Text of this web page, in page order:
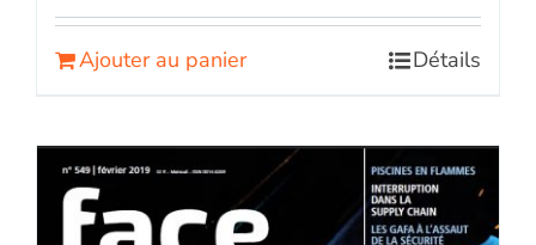
Ajouter au panier Détails